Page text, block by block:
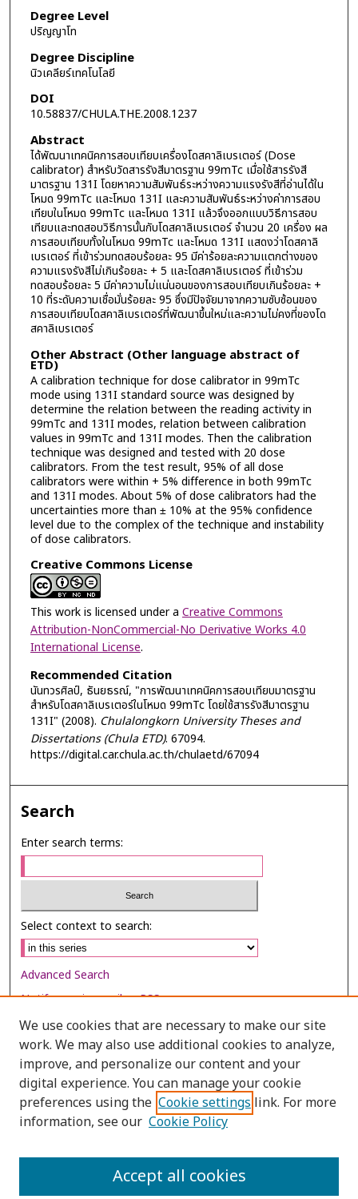
Degree Level
ปริญญาโท
Degree Discipline
นิวเคลียร์เทคโนโลยี
DOI
10.58837/CHULA.THE.2008.1237
Abstract
ได้พัฒนาเทคนิคการสอบเทียบเครื่องโดสคาลิเบรเตอร์ (Dose
calibrator) สำหรับวัดสารรังสีมาตรฐาน 99mTc เมื่อใช้สารรังสี
มาตรฐาน 131I โดยหาความสัมพันธ์ระหว่างความแรงรังสีที่อ่านได้ใน
โหมด 99mTc และโหมด 131I และความสัมพันธ์ระหว่างค่าการสอบ
เทียบในโหมด 99mTc และโหมด 131I แล้วจึงออกแบบวิธีการสอบ
เทียบและทดสอบวิธีการนั้นกับโดสคาลิเบรเตอร์ จำนวน 20 เครื่อง ผล
การสอบเทียบทั้งในโหมด 99mTc และโหมด 131I แสดงว่าโดสคาลิ
เบรเตอร์ ที่เข้าร่วมทดสอบร้อยละ 95 มีค่าร้อยละความแตกต่างของ
ความแรงรังสีไม่เกินร้อยละ + 5 และโดสคาลิเบรเตอร์ ที่เข้าร่วม
ทดสอบร้อยละ 5 มีค่าความไม่แน่นอนของการสอบเทียบเกินร้อยละ +
10 ที่ระดับความเชื่อมั่นร้อยละ 95 ซึ่งมีปัจจัยมาจากความซับซ้อนของ
การสอบเทียบโดสคาลิเบรเตอร์ที่พัฒนาขึ้นใหม่และความไม่คงที่ของโด
สคาลิเบรเตอร์
Other Abstract (Other language abstract of
ETD)
A calibration technique for dose calibrator in 99mTc
mode using 131I standard source was designed by
determine the relation between the reading activity in
99mTc and 131I modes, relation between calibration
values in 99mTc and 131I modes. Then the calibration
technique was designed and tested with 20 dose
calibrators. From the test result, 95% of all dose
calibrators were within + 5% difference in both 99mTc
and 131I modes. About 5% of dose calibrators had the
uncertainties more than ± 10% at the 95% confidence
level due to the complex of the technique and instability
of dose calibrators.
Creative Commons License
This work is licensed under a Creative Commons
Attribution-NonCommercial-No Derivative Works 4.0
International License.
Recommended Citation
นันทวรศิลป์, ธันยธรณ์, "การพัฒนาเทคนิคการสอบเทียบมาตรฐาน
สำหรับโดสคาลิเบรเตอร์ในโหมด 99mTc โดยใช้สารรังสีมาตรฐาน
131I" (2008). Chulalongkorn University Theses and
Dissertations (Chula ETD). 67094.
https://digital.car.chula.ac.th/chulaetd/67094
Search
Enter search terms:
Select context to search:
Advanced Search
Notify me via email orRSS
Browse
Collections
Disciplines
Authors
We use cookies that are necessary to make our site
work. We may also use additional cookies to analyze,
improve, and personalize our content and your
digital experience. You can manage your cookie
preferences using the Cookie settings link. For more
information, see our Cookie Policy
Accept all cookies